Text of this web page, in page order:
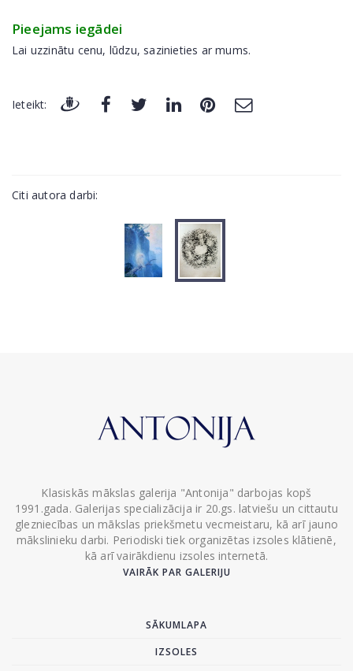
Pieejams iegādei
Lai uzzinātu cenu, lūdzu, sazinieties ar mums.
Ieteikt:
Citi autora darbi:
Klasiskās mākslas galerija "Antonija" darbojas kopš
1991.gada. Galerijas specializācija ir 20.gs. latviešu un cittautu
glezniecības un mākslas priekšmetu vecmeistaru, kā arī jauno
mākslinieku darbi. Periodiski tiek organizētas izsoles klātienē,
kā arī vairākdienu izsoles internetā.
VAIRĀK PAR GALERIJU
SĀKUMLAPA
IZSOLES